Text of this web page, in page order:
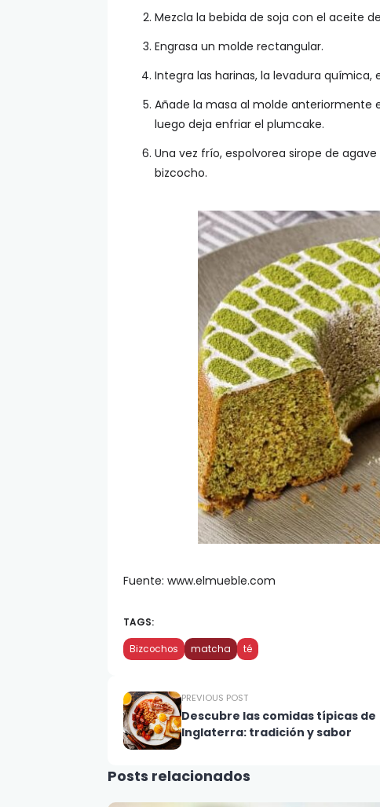
Mezcla la bebida de soja con el aceite
Engrasa un molde rectangular.
Integra las harinas, la levadura
Añade la masa al molde anteriormente
luego deja enfriar el plumcake.
Una vez frío, espolvorea sirope de
bizcocho.
Fuente: www.elmueble.com
TAGS:
Bizcochos matcha té
PREVIOUS POST
Descubre las comidas típicas de
Inglaterra: tradición y sabor
Posts relacionados